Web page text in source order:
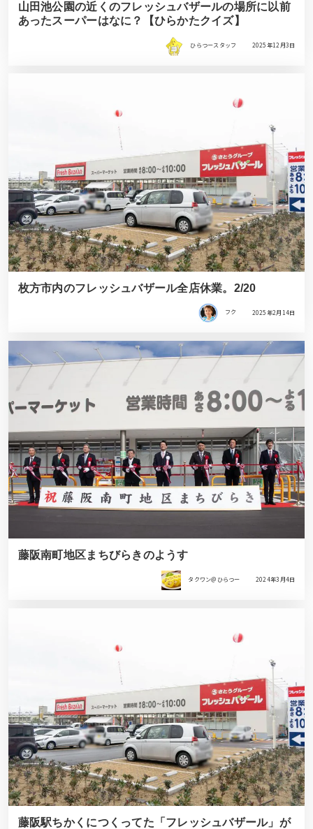
山田池公園の近くのフレッシュバザールの場所に以前
あったスーパーはなに？【ひらかたクイズ】
ひらつースタッフ 2025年12月3日
枚方市内のフレッシュバザール全店休業。2/20
フク 2025年2月14日
藤阪南町地区まちびらきのようす
タクワン＠ひらつー 2024年3月4日
藤阪駅ちかくにつくってた「フレッシュバザール」が